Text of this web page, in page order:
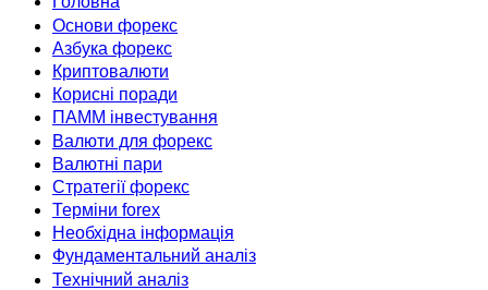
Основи форекс
Азбука форекс
Криптовалюти
Корисні поради
ПАММ інвестування
Валюти для форекс
Валютні пари
Стратегії форекс
Терміни forex
Необхідна інформація
Фундаментальний аналіз
Технічний аналіз